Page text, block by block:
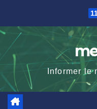
content
Informer le